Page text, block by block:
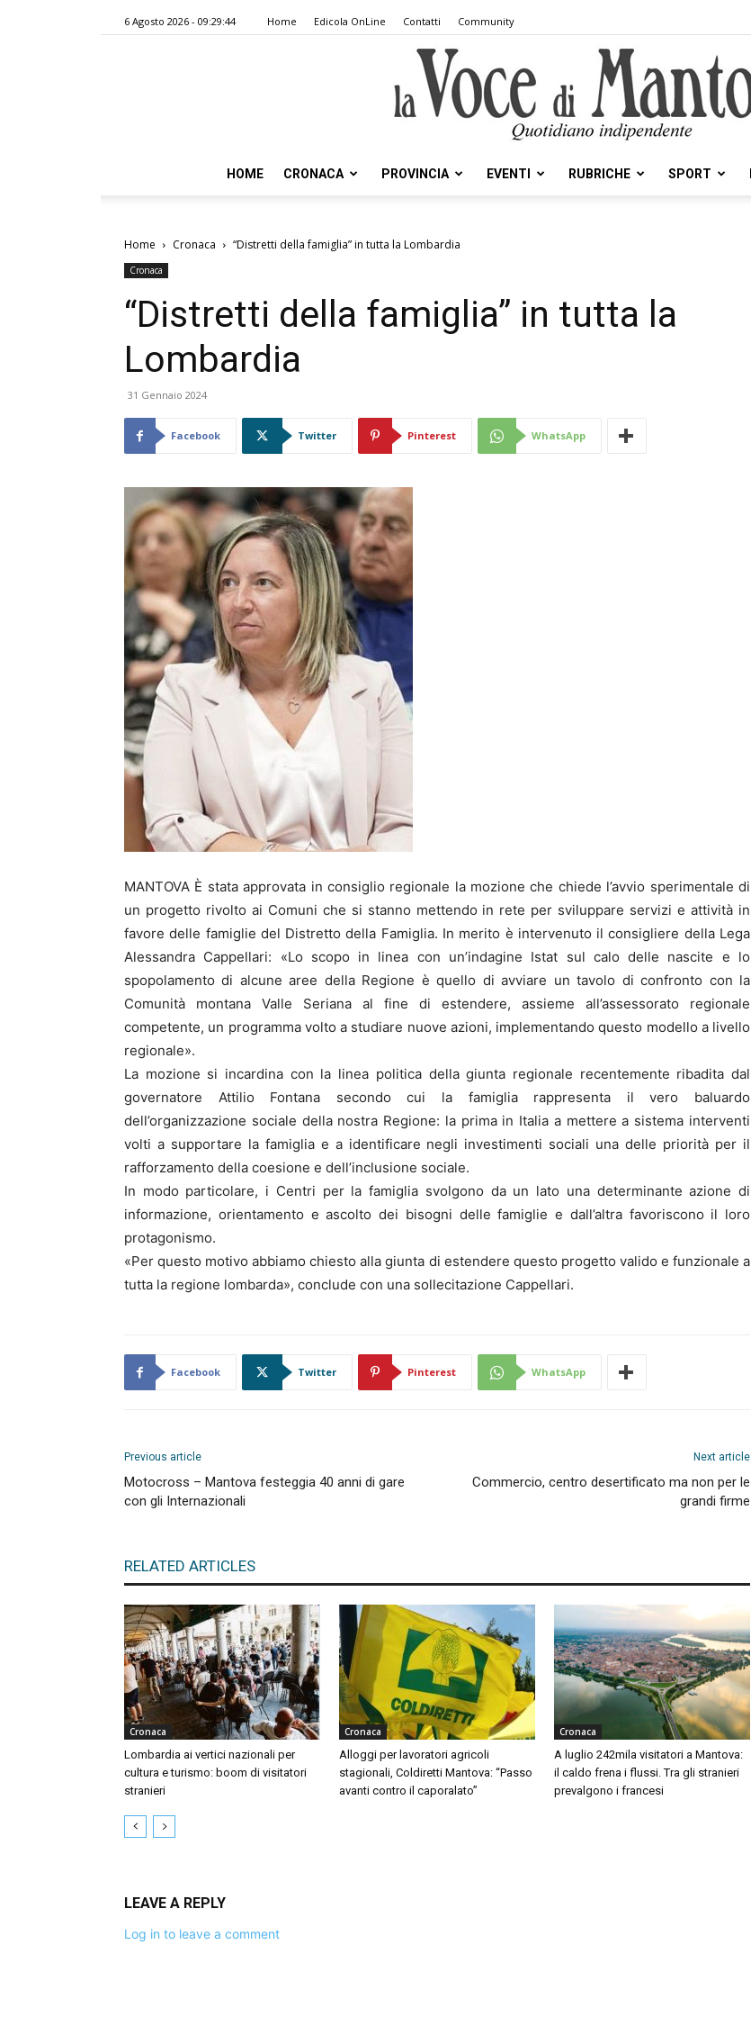
6 Agosto 2026 - 09:29:44 Home Edicola OnLine Contatti Community
Voce
HOME CRONACA PROVINCIA EVENTI RUBRICHE SPORT
Home Cronaca “Distretti della famiglia” in tutta la Lombardia
Cronaca
“Distretti della famiglia” in tutta la
Lombardia
31 Gennaio 2024
Facebook Twitter Pinterest WhatsApp
MANTOVA È stata approvata in consiglio regionale la mozione che chiede l’avvio sperimentale di
un progetto rivolto ai Comuni che si stanno mettendo in rete per sviluppare servizi e attività in
favore delle famiglie del Distretto della Famiglia. In merito è intervenuto il consigliere della Lega
Alessandra Cappellari: «Lo scopo in linea con un’indagine Istat sul calo delle nascite e lo
spopolamento di alcune aree della Regione è quello di avviare un tavolo di confronto con la
Comunità montana Valle Seriana al fine di estendere, assieme all’assessorato regionale
competente, un programma volto a studiare nuove azioni, implementando questo modello a livello
regionale».
La mozione si incardina con la linea politica della giunta regionale recentemente ribadita dal
governatore Attilio Fontana secondo cui la famiglia rappresenta il vero baluardo
dell’organizzazione sociale della nostra Regione: la prima in Italia a mettere a sistema interventi
volti a supportare la famiglia e a identificare negli investimenti sociali una delle priorità per il
rafforzamento della coesione e dell’inclusione sociale.
In modo particolare, i Centri per la famiglia svolgono da un lato una determinante azione di
informazione, orientamento e ascolto dei bisogni delle famiglie e dall’altra favoriscono il loro
protagonismo.
«Per questo motivo abbiamo chiesto alla giunta di estendere questo progetto valido e funzionale a
tutta la regione lombarda», conclude con una sollecitazione Cappellari.
Facebook Twitter Pinterest WhatsApp
Previous article
Motocross – Mantova festeggia 40 anni di gare
con gli Internazionali
Next article
Commercio, centro desertificato ma non per le
grandi firme
RELATED ARTICLES
Cronaca
Lombardia ai vertici nazionali per
cultura e turismo: boom di visitatori
stranieri
Cronaca
Alloggi per lavoratori agricoli
stagionali, Coldiretti Mantova: “Passo
avanti contro il caporalato”
Cronaca
A luglio 242mila visitatori a Mantova:
il caldo frena i flussi. Tra gli stranieri
prevalgono i francesi
LEAVE A REPLY
Log in to leave a comment